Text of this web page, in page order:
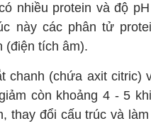
nhiều protein và độ
này các phân tử
(điện tích âm).
chanh (chứa axit citric)
còn khoảng 4 - 5
thay đổi cấu trúc và